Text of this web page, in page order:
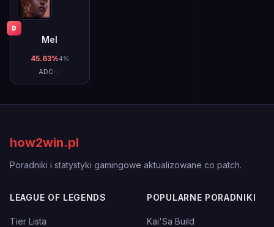
D
Mel
45.63%4%
ADC+ 2
how2win.pl
Poradniki i statystyki gamingowe aktualizowane co patch.
LEAGUE OF LEGENDS
Tier Lista
POPULARNE PORADNIKI
Kai'Sa Build